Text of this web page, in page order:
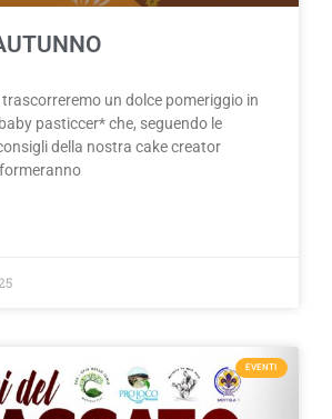
un dolce pomeriggio in
pasticcer* che, seguendo le
della nostra cake creator
EVENTI